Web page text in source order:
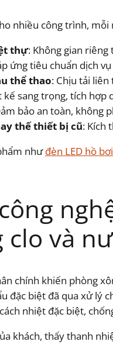
nhiều công trình,
thự: Không gian
ứng tiêu chuẩn dịch
thể thao: Chịu tải liên
kế sang trọng, tích hợp
bảo an toàn, không
thế thiết bị cũ: Kích
nhưđèn LED hồ bơi
và
chính khiến phòng
đặc biệt đã qua xử lý
nhiệt đặc biệt,
khách, thấy thanh